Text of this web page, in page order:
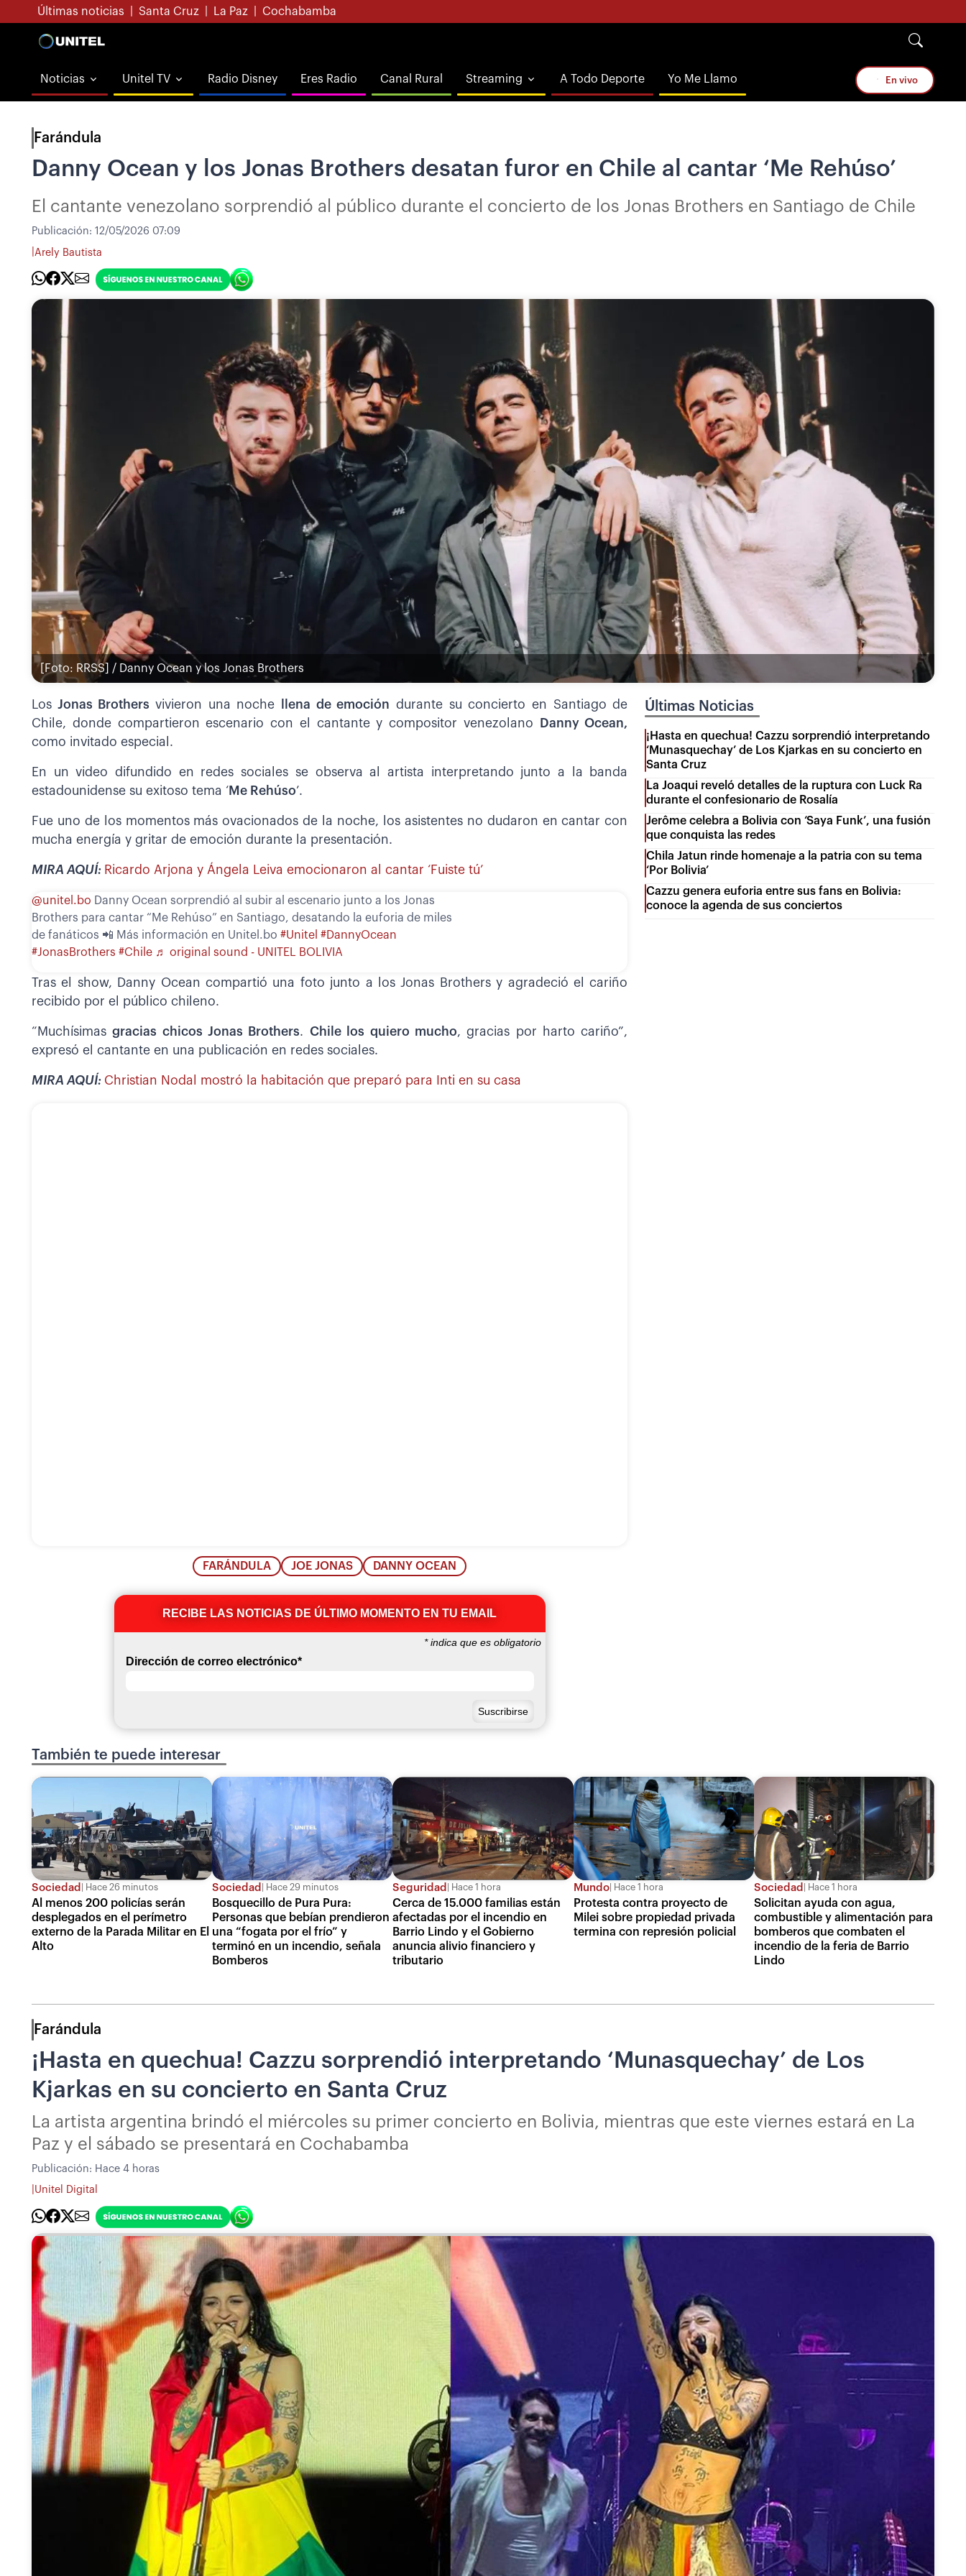
Últimas noticias Santa Cruz La Paz Cochabamba
Noticias Unitel TV Radio Disney Eres Radio Canal Rural Streaming A Todo Deporte Yo Me Llamo En vivo
Farándula
Danny Ocean y los Jonas Brothers desatan furor en Chile al cantar ‘Me Rehúso’
El cantante venezolano sorprendió al público durante el concierto de los Jonas Brothers en Santiago de Chile
Publicación: 12/05/2026 07:09
Arely Bautista
[Foto: RRSS] / Danny Ocean y los Jonas Brothers
Los Jonas Brothers vivieron una noche llena de emoción durante su concierto en Santiago de
Chile, donde compartieron escenario con el cantante y compositor venezolano
Danny Ocean,
como invitado especial.
En un video difundido en redes sociales se observa al artista interpretando junto a la banda
estadounidense su exitoso tema ‘Me Rehúso’.
Fue uno de los momentos más ovacionados de la noche, los asistentes no dudaron en cantar con
mucha energía y gritar de emoción durante la presentación.
MIRA AQUÍ: Ricardo Arjona y Ángela Leiva emocionaron al cantar ‘Fuiste tú’
@unitel.bo Danny Ocean sorprendió al subir al escenario junto a los Jonas
Brothers para cantar “Me Rehúso” en Santiago, desatando la euforia de miles
de fanáticos 📲 Más información en Unitel.bo #Unitel #DannyOcean
#JonasBrothers #Chile ♬ original sound - UNITEL BOLIVIA
Tras el show, Danny Ocean compartió una foto junto a los Jonas Brothers y agradeció el cariño
recibido por el público chileno.
“Muchísimasgracias chicos Jonas Brothers. Chile los quiero mucho, gracias por harto cariño”,
expresó el cantante en una publicación en redes sociales.
MIRA AQUÍ: Christian Nodal mostró la habitación que preparó para Inti en su casa
FARÁNDULA JOE JONAS DANNY OCEAN
RECIBE LAS NOTICIAS DE ÚLTIMO MOMENTO EN TU EMAIL
*indica que es obligatorio
Dirección de correo electrónico*
Últimas Noticias
¡Hasta en quechua! Cazzu sorprendió interpretando
‘Munasquechay’ de Los Kjarkas en su concierto en
Santa Cruz
La Joaqui reveló detalles de la ruptura con Luck Ra
durante el confesionario de Rosalía
Jerôme celebra a Bolivia con ‘Saya Funk’, una fusión
que conquista las redes
Chila Jatun rinde homenaje a la patria con su tema
‘Por Bolivia’
Cazzu genera euforia entre sus fans en Bolivia:
conoce la agenda de sus conciertos
También te puede interesar
Sociedad Hace 26 minutos
Al menos 200 policías serán
desplegados en el perímetro
externo de la Parada Militar en El
Alto
Sociedad Hace 29 minutos
Bosquecillo de Pura Pura:
Personas que bebían prendieron
una “fogata por el frío” y
terminó en un incendio, señala
Bomberos
Seguridad Hace 1 hora
Cerca de 15.000 familias están
afectadas por el incendio en
Barrio Lindo y el Gobierno
anuncia alivio financiero y
tributario
Mundo Hace 1 hora
Protesta contra proyecto de
Milei sobre propiedad privada
termina con represión policial
Sociedad Hace 1 hora
Solicitan ayuda con agua,
combustible y alimentación para
bomberos que combaten el
incendio de la feria de Barrio
Lindo
Farándula
¡Hasta en quechua! Cazzu sorprendió interpretando ‘Munasquechay’ de Los
Kjarkas en su concierto en Santa Cruz
La artista argentina brindó el miércoles su primer concierto en Bolivia, mientras que este viernes estará en La
Paz y el sábado se presentará en Cochabamba
Publicación: Hace 4 horas
Unitel Digital